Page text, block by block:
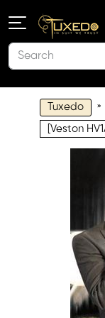
Tuxedo »
[Veston